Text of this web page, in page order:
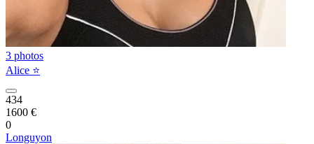
3 photos
Alice ⭐️
434
1600 €
0
Longuyon